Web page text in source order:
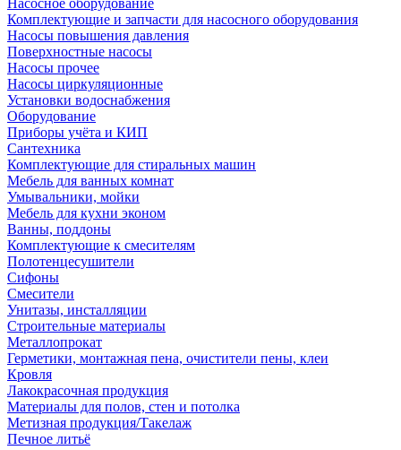
Насосное оборудование
Комплектующие и запчасти для насосного оборудования
Насосы повышения давления
Поверхностные насосы
Насосы прочее
Насосы циркуляционные
Установки водоснабжения
Оборудование
Приборы учёта и КИП
Сантехника
Комплектующие для стиральных машин
Мебель для ванных комнат
Умывальники, мойки
Мебель для кухни эконом
Ванны, поддоны
Комплектующие к смесителям
Полотенцесушители
Сифоны
Смесители
Унитазы, инсталляции
Строительные материалы
Металлопрокат
Герметики, монтажная пена, очистители пены, клеи
Кровля
Лакокрасочная продукция
Материалы для полов, стен и потолка
Метизная продукция/Такелаж
Печное литьё